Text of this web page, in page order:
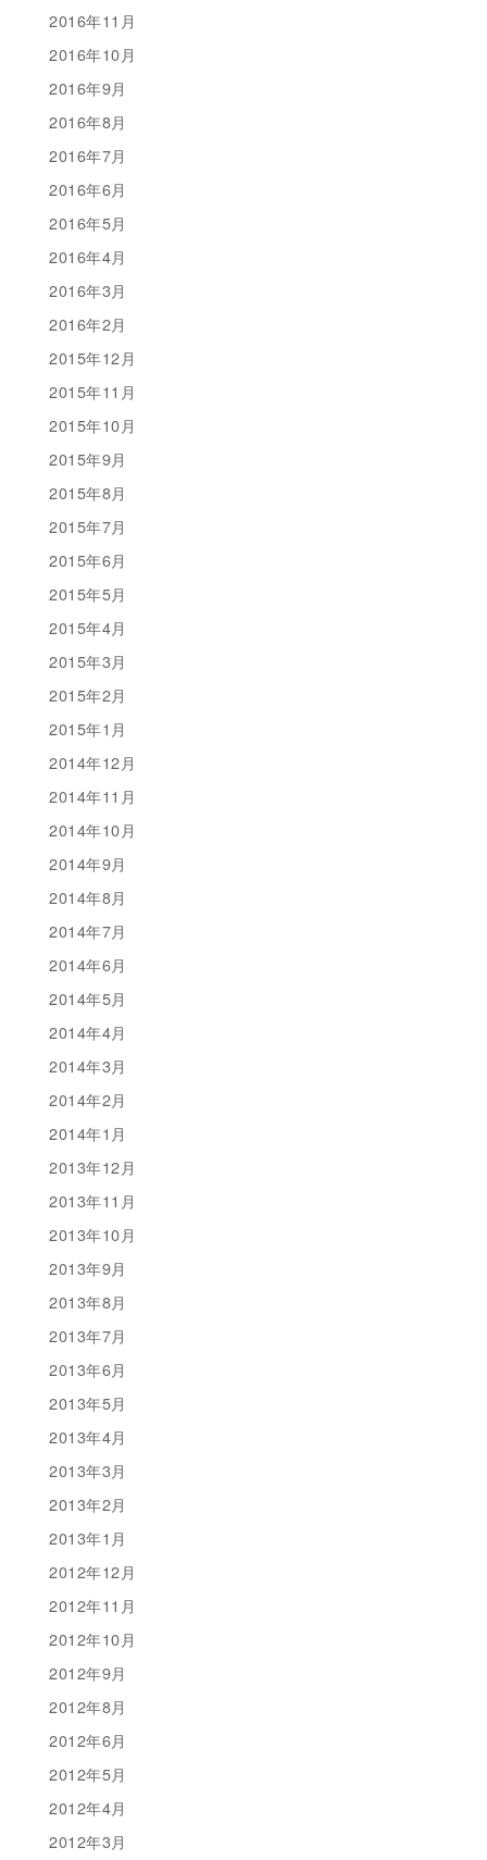
2016年11月
2016年10月
2016年9月
2016年8月
2016年7月
2016年6月
2016年5月
2016年4月
2016年3月
2016年2月
2015年12月
2015年11月
2015年10月
2015年9月
2015年8月
2015年7月
2015年6月
2015年5月
2015年4月
2015年3月
2015年2月
2015年1月
2014年12月
2014年11月
2014年10月
2014年9月
2014年8月
2014年7月
2014年6月
2014年5月
2014年4月
2014年3月
2014年2月
2014年1月
2013年12月
2013年11月
2013年10月
2013年9月
2013年8月
2013年7月
2013年6月
2013年5月
2013年4月
2013年3月
2013年2月
2013年1月
2012年12月
2012年11月
2012年10月
2012年9月
2012年8月
2012年6月
2012年5月
2012年4月
2012年3月